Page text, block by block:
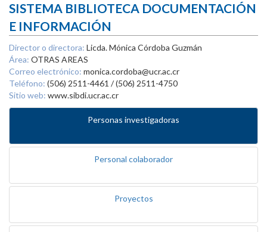
SISTEMA BIBLIOTECA DOCUMENTACIÓN
E INFORMACIÓN
Director o directora: Licda. Mónica Córdoba Guzmán
Área: OTRAS AREAS
Correo electrónico: monica.cordoba@ucr.ac.cr
Teléfono: (506) 2511-4461 / (506) 2511-4750
Sitio web: www.sibdi.ucr.ac.cr
Personas investigadoras
Personal colaborador
Proyectos